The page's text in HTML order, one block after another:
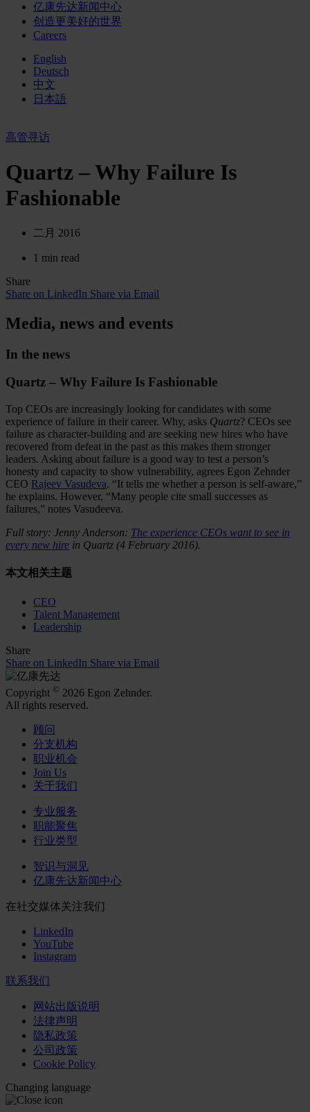
亿康先达新闻中心
创造更美好的世界
Careers
English
Deutsch
中文
日本語
高管寻访
Quartz – Why Failure Is
Fashionable
二月 2016
1 min read
Share
Share on LinkedIn Share via Email
Media, news and events
In the news
Quartz – Why Failure Is Fashionable
Top CEOs are increasingly looking for candidates with some
experience of failure in their career. Why, asks Quartz? CEOs see
failure as character-building and are seeking new hires who have
recovered from defeat in the past as this makes them stronger
leaders. Asking about failure is a good way to test a person’s
honesty and capacity to show vulnerability, agrees Egon Zehnder
CEO Rajeev Vasudeva. “It tells me whether a person is self-aware,”
he explains. However, “Many people cite small successes as
failures,” notes Vasudeeva.
Full story: Jenny Anderson: The experience CEOs want to see in
every new hire in Quartz (4 February 2016).
本文相关主题
CEO
Talent Management
Leadership
Share
Share on LinkedIn Share via Email
Copyright © 2026 Egon Zehnder.
All rights reserved.
顾问
分支机构
职业机会
Join Us
关于我们
专业服务
职能聚焦
行业类型
智识与洞见
亿康先达新闻中心
在社交媒体关注我们
LinkedIn
YouTube
Instagram
联系我们
网站出版说明
法律声明
隐私政策
公司政策
Cookie Policy
Changing language